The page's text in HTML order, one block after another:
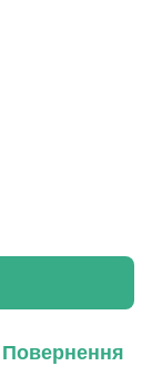
Повернення